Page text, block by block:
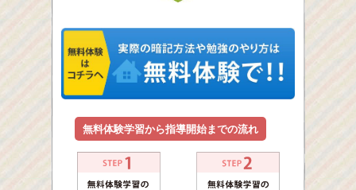
無料体験学習から指導開始までの流れ